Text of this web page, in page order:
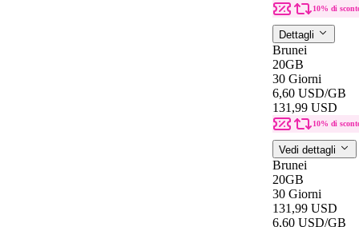
10% di
Dettagli
Brunei
20GB
30 Giorni
6,60 USD/GB
131,99 USD
10% di
Vedi dettagli
Brunei
20GB
30 Giorni
131,99 USD
6,60 USD/GB